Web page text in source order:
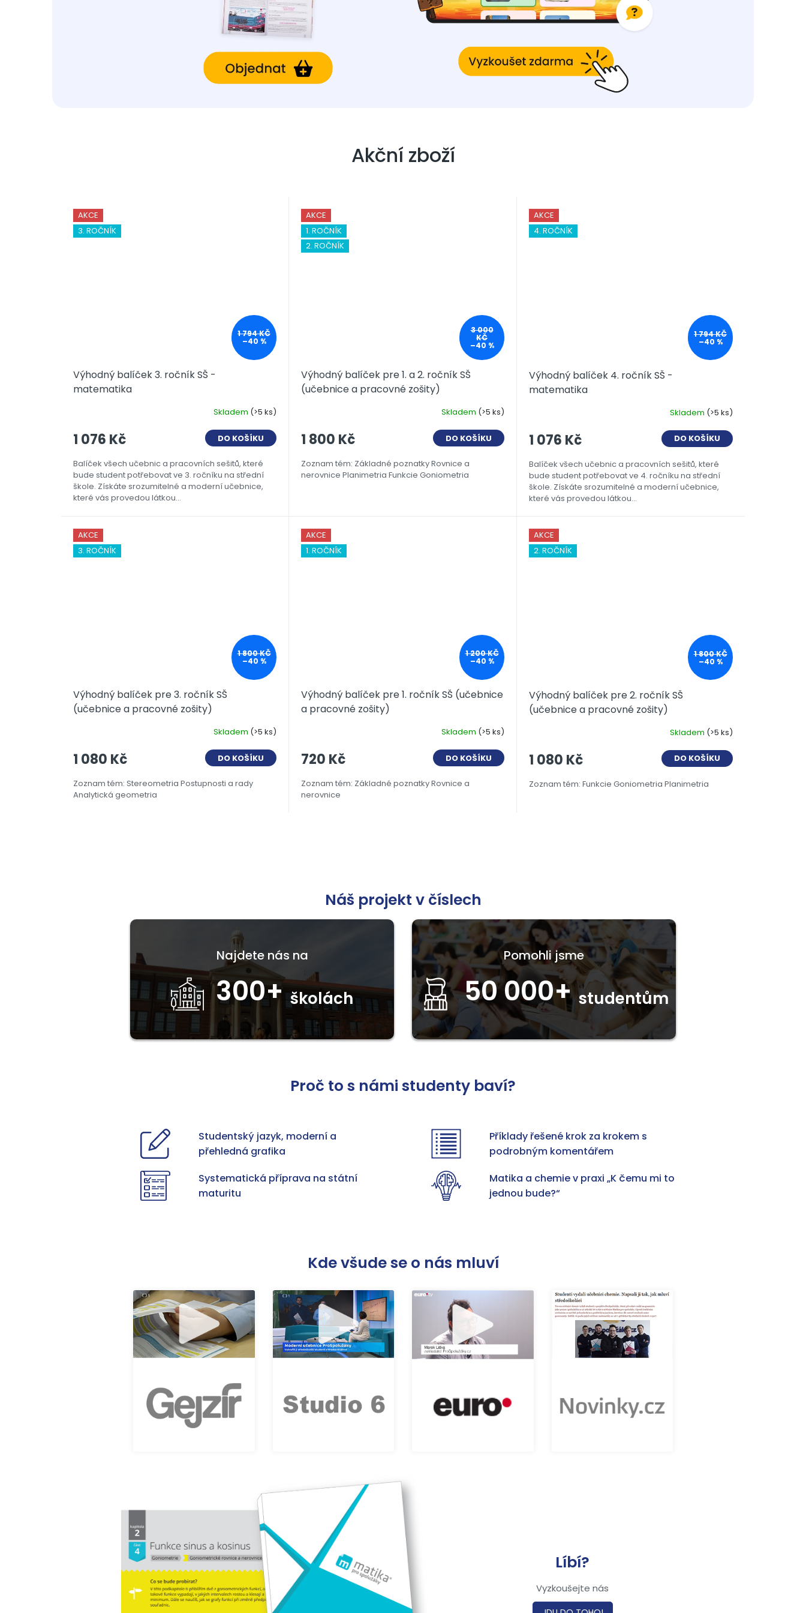
Akční zboží
AKCE
3. ROČNÍK
1 794 KČ
–40 %
Výhodný balíček 3. ročník SŠ -
matematika
Skladem (>5 ks)
1 076 Kč DO KOŠÍKU
Balíček všech učebnic a pracovních sešitů, které
bude student potřebovat ve 3. ročníku na střední
škole. Získáte srozumitelné a moderní učebnice,
které vás provedou látkou...
AKCE
1. ROČNÍK
2. ROČNÍK
3 000
KČ
–40 %
Výhodný balíček pre 1. a 2. ročník SŠ
(učebnice a pracovné zošity)
Skladem (>5 ks)
1 800 Kč DO KOŠÍKU
Zoznam tém: Základné poznatky Rovnice a
nerovnice Planimetria Funkcie Goniometria
AKCE
4. ROČNÍK
1 794 KČ
–40 %
Výhodný balíček 4. ročník SŠ -
matematika
Skladem (>5 ks)
1 076 Kč DO KOŠÍKU
Balíček všech učebnic a pracovních sešitů, které
bude student potřebovat ve 4. ročníku na střední
škole. Získáte srozumitelné a moderní učebnice,
které vás provedou látkou...
AKCE
3. ROČNÍK
1 800 KČ
–40 %
Výhodný balíček pre 3. ročník SŠ
(učebnice a pracovné zošity)
Skladem (>5 ks)
1 080 Kč DO KOŠÍKU
Zoznam tém: Stereometria Postupnosti a rady
Analytická geometria
AKCE
1. ROČNÍK
1 200 KČ
–40 %
Výhodný balíček pre 1. ročník SŠ (učebnice
a pracovné zošity)
Skladem (>5 ks)
720 Kč DO KOŠÍKU
Zoznam tém: Základné poznatky Rovnice a
nerovnice
AKCE
2. ROČNÍK
1 800 KČ
–40 %
Výhodný balíček pre 2. ročník SŠ
(učebnice a pracovné zošity)
Skladem (>5 ks)
1 080 Kč DO KOŠÍKU
Zoznam tém: Funkcie Goniometria Planimetria
Náš projekt v číslech
Najdete nás na
300+ školách
Pomohli jsme
50 000+ studentům
Proč to s námi studenty baví?
Studentský jazyk, moderní a
přehledná grafika
Příklady řešené krok za krokem s
podrobným komentářem
Systematická příprava na státní
maturitu
Matika a chemie v praxi „K čemu mi to
jednou bude?“
Kde všude se o nás mluví
Líbí?
Vyzkoušejte nás